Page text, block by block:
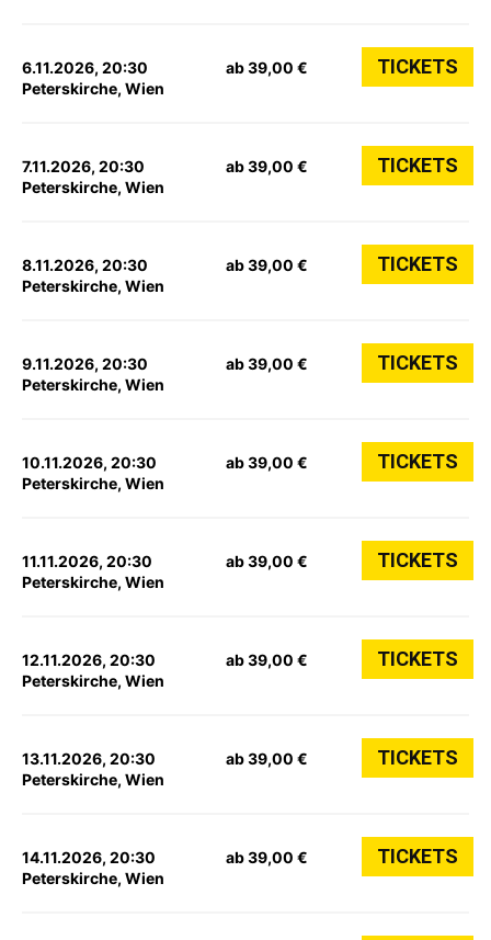
6.11.2026, 20:30
Peterskirche, Wien
ab 39,00 € TICKETS
7.11.2026, 20:30
Peterskirche, Wien
ab 39,00 € TICKETS
8.11.2026, 20:30
Peterskirche, Wien
ab 39,00 € TICKETS
9.11.2026, 20:30
Peterskirche, Wien
ab 39,00 € TICKETS
10.11.2026, 20:30
Peterskirche, Wien
ab 39,00 € TICKETS
11.11.2026, 20:30
Peterskirche, Wien
ab 39,00 € TICKETS
12.11.2026, 20:30
Peterskirche, Wien
ab 39,00 € TICKETS
13.11.2026, 20:30
Peterskirche, Wien
ab 39,00 € TICKETS
14.11.2026, 20:30
Peterskirche, Wien
ab 39,00 € TICKETS